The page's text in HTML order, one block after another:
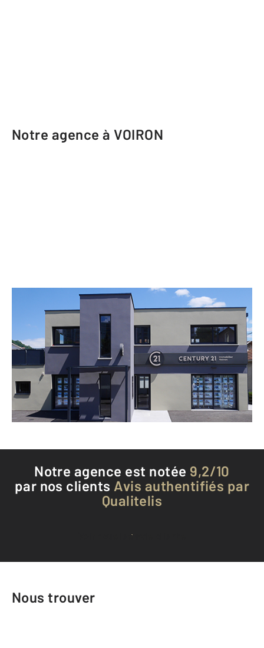
Notre agence à VOIRON
CENTURY 21 Immobilier Voiron
23 rue Aristide Briand
VOIRON - 38500
Envoyer un message
Téléphoner à l'agence
Notre agence est notée 9,2/10
par nos clients Avis authentifiés par
Qualitelis
Voir tous les avis clients
Nous trouver